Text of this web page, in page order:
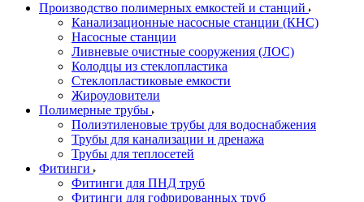
Производство полимерных емкостей и станций
Канализационные насосные станции (КНС)
Насосные станции
Ливневые очистные сооружения (ЛОС)
Колодцы из стеклопластика
Стеклопластиковые емкости
Жироуловители
Полимерные трубы
Полиэтиленовые трубы для водоснабжения
Трубы для канализации и дренажа
Трубы для теплосетей
Фитинги
Фитинги для ПНД труб
Фитинги для гофрированных труб